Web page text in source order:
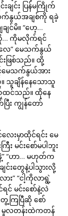
ချင်း ပြန်မကြိုက်
က်နွယ်အချစ်ကို ရခဲ့
ျင်မိ။ “ဟေ့…
ကို… ကိုမလိုက်ရင်
လေ” မေသက်နွယ်
းဖြစ်သည်။ ထို့
မေသက်နွယ်အား
သူချိန်နေသောသူ
ည်ထင်သည်။ ထိုနေ
း ကျွန်တော်
ေးမှာထိုင်ရင်း မေ
မင်းစော်မပါဘူး
” “ဟာ… မဟုတ်က
းတွေနဲ့ပါသွားလို့
း” “ငါ့ကိုလာရွဲ့
င် မင်းစော်နဲ့လဲ
ကြပြီဆို စော်
မှုလတန်းထဲကတန်